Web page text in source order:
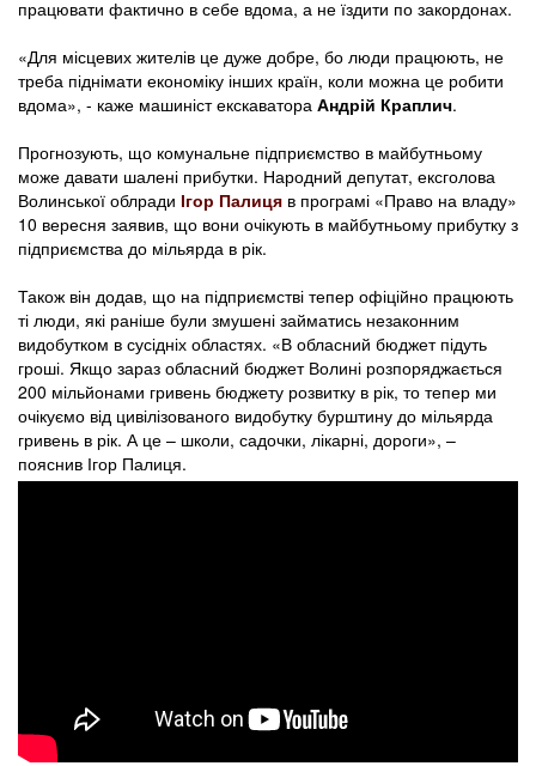
працювати фактично в себе вдома, а не їздити по закордонах.
«Для місцевих жителів це дуже добре, бо люди працюють, не
треба піднімати економіку інших країн, коли можна це робити
вдома», - каже машиніст екскаватора Андрій Краплич.
Прогнозують, що комунальне підприємство в майбутньому
може давати шалені прибутки. Народний депутат, ексголова
Волинської облради Ігор Палиця в програмі «Право на владу»
10 вересня заявив, що вони очікують в майбутньому прибутку з
підприємства до мільярда в рік.
Також він додав, що на підприємстві тепер офіційно працюють
ті люди, які раніше були змушені займатись незаконним
видобутком в сусідніх областях. «В обласний бюджет підуть
гроші. Якщо зараз обласний бюджет Волині розпоряджається
200 мільйонами гривень бюджету розвитку в рік, то тепер ми
очікуємо від цивілізованого видобутку бурштину до мільярда
гривень в рік. А це – школи, садочки, лікарні, дороги», –
пояснив Ігор Палиця.